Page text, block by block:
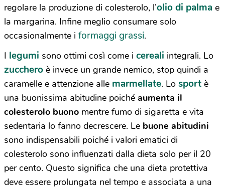
regolare la produzione di colesterolo, l’olio di palma e
la margarina. Infine meglio consumare solo
occasionalmente i formaggi grassi.
I legumi sono ottimi così come i cereali integrali. Lo
zucchero è invece un grande nemico, stop quindi a
caramelle e attenzione alle marmellate. Lo sport è
una buonissima abitudine poiché aumenta il
colesterolo buono mentre fumo di sigaretta e vita
sedentaria lo fanno decrescere. Le buone abitudini
sono indispensabili poiché i valori ematici di
colesterolo sono influenzati dalla dieta solo per il 20
per cento. Questo significa che una dieta protettiva
deve essere prolungata nel tempo e associata a una